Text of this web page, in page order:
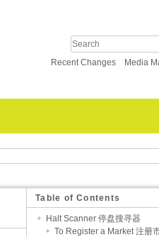
Recent Changes Media
Table of Contents
Halt Scanner 停盘搜寻器
To Register a Market 注册